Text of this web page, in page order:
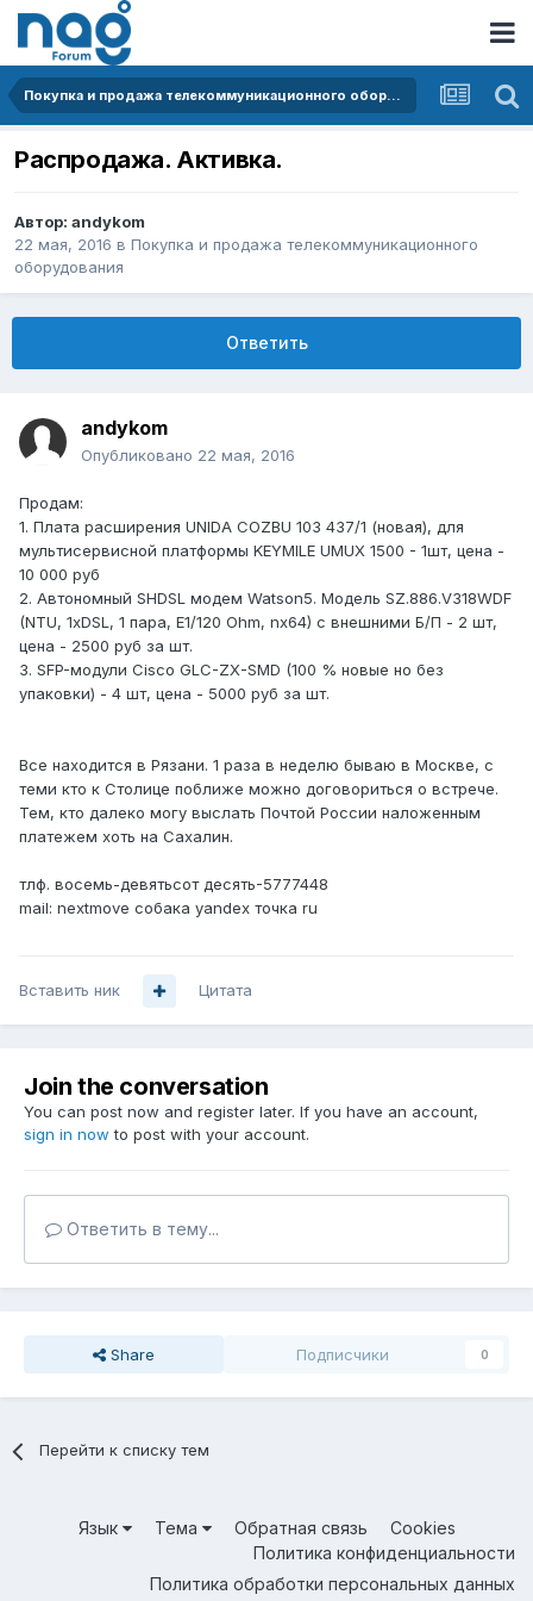
Покупка и продажа телекоммуникационного оборудования
Распродажа. Активка.
Автор: andykom
22 мая, 2016 в Покупка и продажа телекоммуникационного
оборудования
Ответить
andykom
Опубликовано 22 мая, 2016
Продам:
1. Плата расширения UNIDA COZBU 103 437/1 (новая), для
мультисервисной платформы KEYMILE UMUX 1500 - 1шт, цена -
10 000 руб
2. Автономный SHDSL модем Watson5. Модель SZ.886.V318WDF
(NTU, 1хDSL, 1 пара, E1/120 Ohm, nx64) с внешними Б/П - 2 шт,
цена - 2500 руб за шт.
3. SFP-модули Cisco GLC-ZX-SMD (100 % новые но без
упаковки) - 4 шт, цена - 5000 руб за шт.
Все находится в Рязани. 1 раза в неделю бываю в Москве, с
теми кто к Столице поближе можно договориться о встрече.
Тем, кто далеко могу выслать Почтой России наложенным
платежем хоть на Сахалин.
тлф. восемь-девятьсот десять-5777448
mail: nextmove собака yandex точка ru
Вставить ник Цитата
Join the conversation
You can post now and register later. If you have an account,
sign in now to post with your account.
Ответить в тему...
Share Подписчики 0
Перейти к списку тем
Язык Тема Обратная связь
Cookies
Политика конфиденциальности
Политика обработки персональных данных